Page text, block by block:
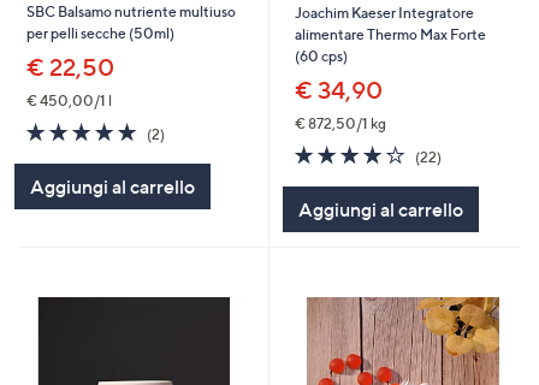
SBC Balsamo nutriente multiuso
per pelli secche (50ml)
€ 22,50
€ 450,00/1 l
5.0
of
Stars
(2)2
Aggiungi al carrello
Joachim Kaeser Integratore
alimentare Thermo Max Forte
(60 cps)
€ 34,90
€ 872,50/1 kg
3.8
of
Stars
(22)22
Aggiungi al carrello